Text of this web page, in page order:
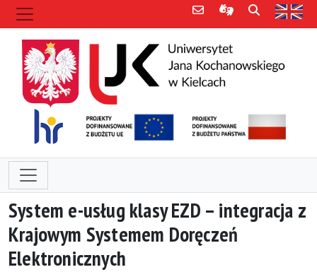
Poczta e-mailInformacje dla
Szukaj
System e-usług klasy EZD – integracja z
Krajowym Systemem Doręczeń
Elektronicznych